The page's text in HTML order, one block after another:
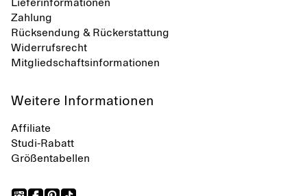
Lieferinformationen
Zahlung
Rücksendung & Rückerstattung
Widerrufsrecht
Mitgliedschaftsinformationen
Weitere Informationen
Affiliate
Studi-Rabatt
Größentabellen